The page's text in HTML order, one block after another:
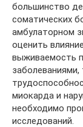
большинство
соматических
амбулаторном
оценить
выживаемость
заболеваниями,
миокарда и
необходимо
исследований.